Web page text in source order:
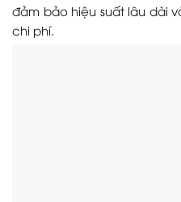
đảm bảo hiệu suất lâu dài
chi phí.